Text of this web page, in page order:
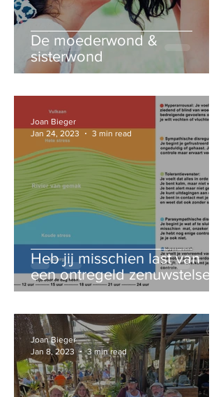
De moederwond &
sisterwond
Heb jij misschien last van
een ontregeld zenuwstelsel?
Zeven kenmerken?
Joan Bieger
Jan 24, 2023
3 min read
Joan Bieger
Jan 8, 2023
3 min read